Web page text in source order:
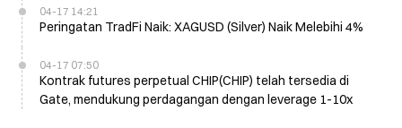
04-17 14:21
Peringatan TradFi Naik: XAGUSD (Silver) Naik Melebihi 4%
04-17 07:50
Kontrak futures perpetual CHIP(CHIP) telah tersedia di
Gate, mendukung perdagangan dengan leverage 1-10x